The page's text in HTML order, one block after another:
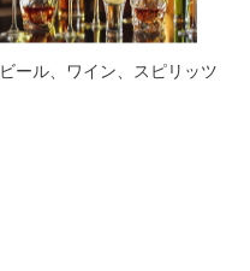
ビール、ワイン、スピリッツ